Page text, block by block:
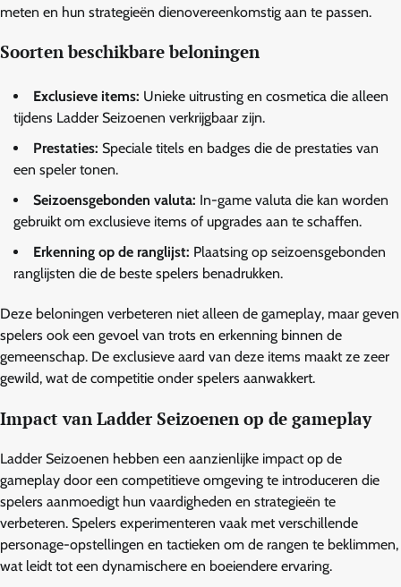
meten en hun strategieën dienovereenkomstig aan te passen.
Soorten beschikbare beloningen
Exclusieve items: Unieke uitrusting en cosmetica die alleen
tijdens Ladder Seizoenen verkrijgbaar zijn.
Prestaties: Speciale titels en badges die de prestaties van
een speler tonen.
Seizoensgebonden valuta: In-game valuta die kan worden
gebruikt om exclusieve items of upgrades aan te schaffen.
Erkenning op de ranglijst: Plaatsing op seizoensgebonden
ranglijsten die de beste spelers benadrukken.
Deze beloningen verbeteren niet alleen de gameplay, maar geven
spelers ook een gevoel van trots en erkenning binnen de
gemeenschap. De exclusieve aard van deze items maakt ze zeer
gewild, wat de competitie onder spelers aanwakkert.
Impact van Ladder Seizoenen op de gameplay
Ladder Seizoenen hebben een aanzienlijke impact op de
gameplay door een competitieve omgeving te introduceren die
spelers aanmoedigt hun vaardigheden en strategieën te
verbeteren. Spelers experimenteren vaak met verschillende
personage-opstellingen en tactieken om de rangen te beklimmen,
wat leidt tot een dynamischere en boeiendere ervaring.